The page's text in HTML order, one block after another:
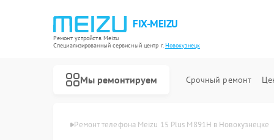
FIX-MEIZU
Ремонт устройств Meizu
Специализированный cервисный центр г.Новокузнецк
Мы ремонтируем Срочный ремонт
в Новокузнецке Ремонт телефона Meizu 15 Plus M891H в Новокузнецке